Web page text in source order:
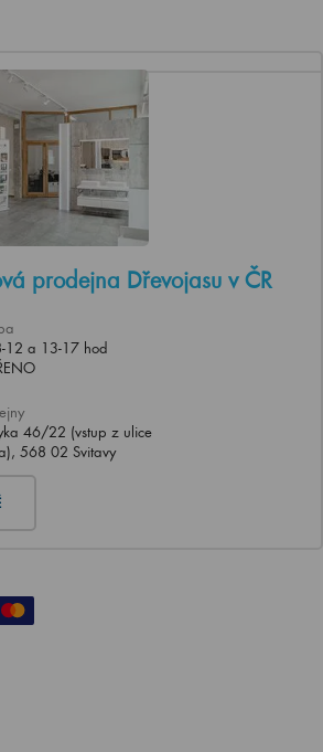
prodejna Dřevojasu v ČR
12 a 13-17 hod
46/22 (vstup z ulice
568 02 Svitavy